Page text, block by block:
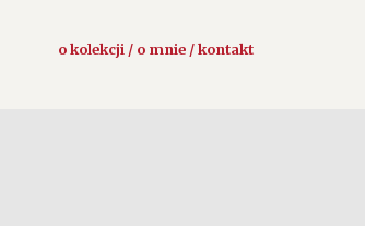
o kolekcji / o mnie / kontakt